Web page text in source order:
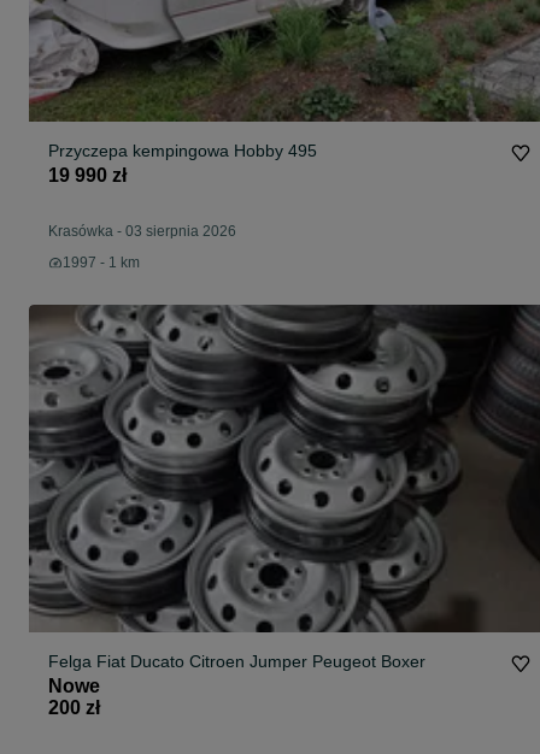
Przyczepa kempingowa Hobby 495
19 990 zł
Krasówka - 03 sierpnia 2026
1997 - 1 km
Felga Fiat Ducato Citroen Jumper Peugeot Boxer
Nowe
200 zł